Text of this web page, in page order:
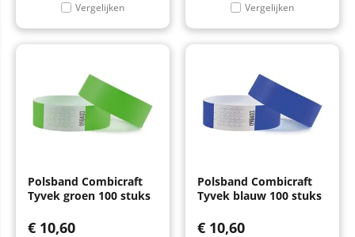
Vergelijken Vergelijken
Polsband Combicraft
Tyvek groen 100 stuks
€ 10,60
Polsband Combicraft
Tyvek blauw 100 stuks
€ 10,60